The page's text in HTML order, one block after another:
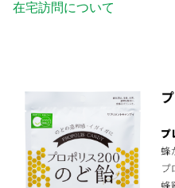
在宅訪問について